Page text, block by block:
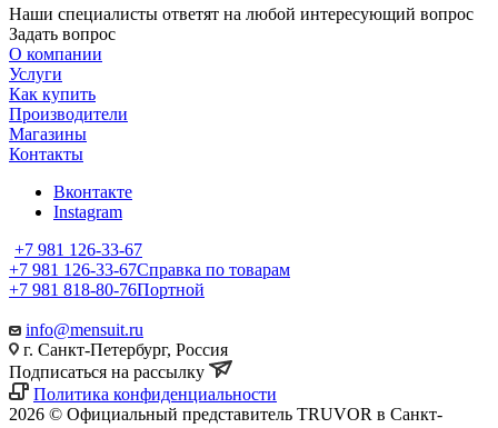
Наши специалисты ответят на любой интересующий вопрос
Задать вопрос
О компании
Услуги
Как купить
Производители
Магазины
Контакты
Вконтакте
Instagram
+7 981 126-33-67
+7 981 126-33-67Справка по товарам
+7 981 818-80-76Портной
info@mensuit.ru
г. Санкт-Петербург, Россия
Подписаться на рассылку
Политика конфиденциальности
2026 © Официальный представитель TRUVOR в Санкт-